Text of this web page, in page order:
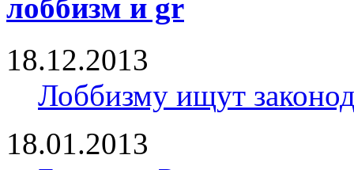
лоббизм и gr
18.12.2013
Лоббизму ищут
18.01.2013